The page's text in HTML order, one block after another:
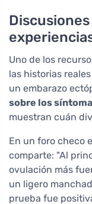
Uno de los
las historias
un embarazo
sobre los
muestran cuán
En un foro checo
comparte: "Al
ovulación más
un ligero
prueba fue